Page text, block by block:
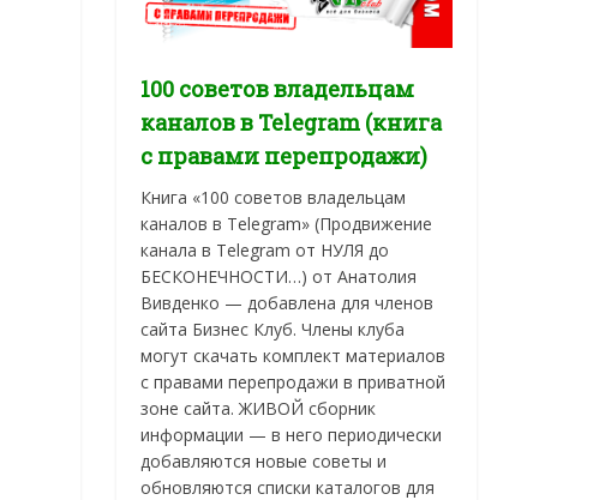
100 советов владельцам
каналов в Telegram (книга
с правами перепродажи)
Книга «100 советов владельцам
каналов в Telegram» (Продвижение
канала в Telegram от НУЛЯ до
БЕСКОНЕЧНОСТИ…) от Анатолия
Вивденко — добавлена для членов
сайта Бизнес Клуб. Члены клуба
могут скачать комплект материалов
с правами перепродажи в приватной
зоне сайта. ЖИВОЙ сборник
информации — в него периодически
добавляются новые советы и
обновляются списки каталогов для